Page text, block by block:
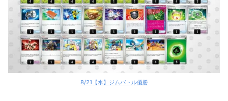
レジドラゴV
ルギアV
ミライドンex
トドロクツキex8/21【水】ジムバトル優勝